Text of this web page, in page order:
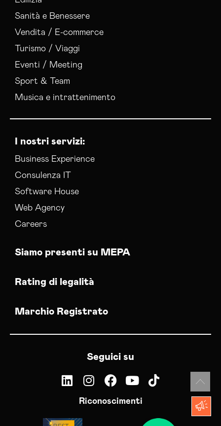
Sanità e Benessere
Vendita / E-commerce
Turismo / Viaggi
Eventi / Meeting
Sport & Team
Musica e intrattenimento
I nostri servizi:
Business Experience
Consulenza IT
Software House
Web Agency
Careers
Siamo presenti su MEPA
Rating di legalità
Marchio Registrato
Seguici su
Riconoscimenti